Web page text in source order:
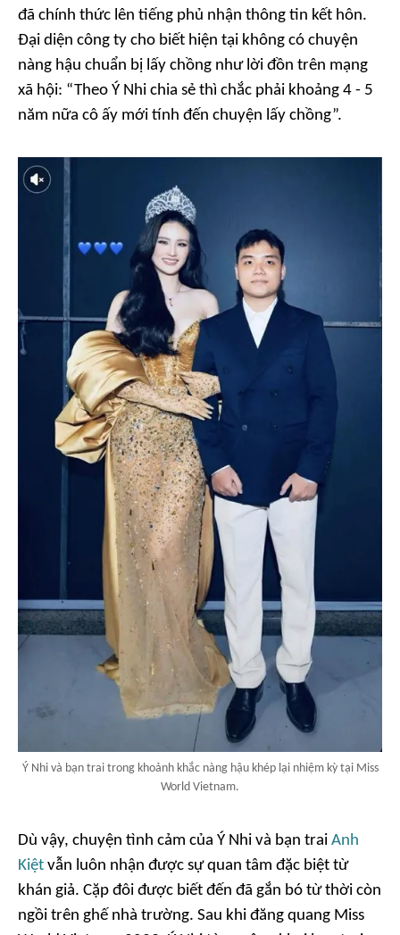
đã chính thức lên tiếng phủ nhận thông tin kết hôn.
Đại diện công ty cho biết hiện tại không có chuyện
nàng hậu chuẩn bị lấy chồng như lời đồn trên mạng
xã hội: “Theo Ý Nhi chia sẻ thì chắc phải khoảng 4 - 5
năm nữa cô ấy mới tính đến chuyện lấy chồng”.
Ý Nhi và bạn trai trong khoảnh khắc nàng hậu khép lại nhiệm kỳ tại Miss
World Vietnam.
Dù vậy, chuyện tình cảm của Ý Nhi và bạn trai Anh
Kiệt vẫn luôn nhận được sự quan tâm đặc biệt từ
khán giả. Cặp đôi được biết đến đã gắn bó từ thời còn
ngồi trên ghế nhà trường. Sau khi đăng quang Miss